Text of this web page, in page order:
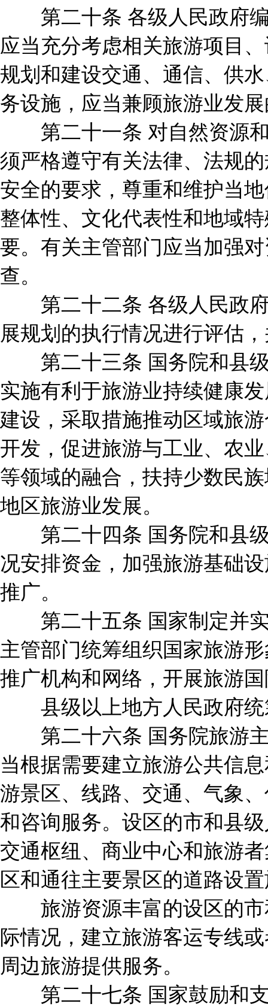
第二十条 各级人民政府编
应当充分考虑相关旅游项目
规划和建设交通、通信、供
务设施，应当兼顾旅游业发
第二十一条 对自然资源和
须严格遵守有关法律、法规
安全的要求，尊重和维护当
整体性、文化代表性和地域
要。有关主管部门应当加强
查。
第二十二条 各级人民政府
展规划的执行情况进行评估
第二十三条 国务院和县级
实施有利于旅游业持续健康
建设，采取措施推动区域旅
开发，促进旅游与工业、农
等领域的融合，扶持少数民
地区旅游业发展。
第二十四条 国务院和县级
况安排资金，加强旅游基础
推广。
第二十五条 国家制定并实
主管部门统筹组织国家旅游
推广机构和网络，开展旅游
县级以上地方人民政府统
第二十六条 国务院旅游主
当根据需要建立旅游公共信
游景区、线路、交通、气象
和咨询服务。设区的市和县
交通枢纽、商业中心和旅游
区和通往主要景区的道路设
旅游资源丰富的设区的市
际情况，建立旅游客运专线
周边旅游提供服务。
第二十七条 国家鼓励和支